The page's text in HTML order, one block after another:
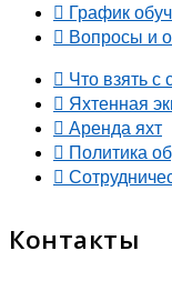
График
Вопросы и
Что взять с
Яхтенная
Аренда яхт
Политика
Контакты